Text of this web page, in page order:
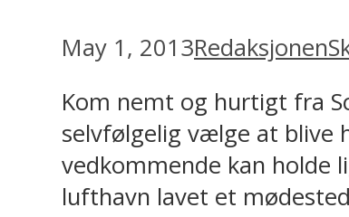
May 1, 2013Redaksjonen
Kom nemt og hurtigt fra
selvfølgelig vælge at blive
vedkommende kan holde
lufthavn lavet et